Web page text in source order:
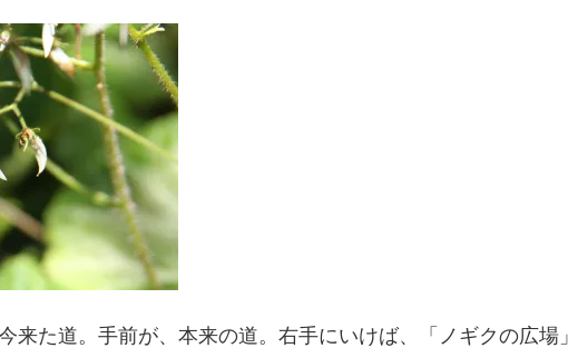
来た道。手前が、本来の道。右手にいけば、「ノギクの広場